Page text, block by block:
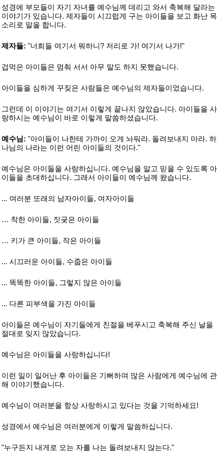
성경에 부모들이 자기 자녀를 예수님께 데리고 와서 축복해 달라는
이야기가 있습니다. 제자들이 시끄럽게 구는 아이들을 보고 화난 목
소리로 말을 합니다.
제자들: "너희들 여기서 뭐하니? 저리로 가! 여기서 나가!"
겁먹은 아이들은 멈춰 서서 아무 말도 하지 못했습니다.
아이들을 심하게 꾸짖은 사람들은 예수님의 제자들이었습니다.
그런데 이 이야기는 여기서 이렇게 끝나지 않았습니다. 아이들을 사
랑하시는 예수님이 바로 이렇게 말씀하셨습니다.
예수님: "아이들이 나한테 가까이 오게 놔둬라. 돌려보내지 마라. 하
나님의 나라는 이런 어린 아이들의 것이다."
예수님은 아이들을 사랑하십니다. 예수님을 알고 믿을 수 있도록 아
이들을 초대하십니다. 그래서 아이들이 예수님께 왔습니다.
... 여러분 또래의 남자아이들, 여자아이들
… 착한 아이들, 짓궂은 아이들
… 키가 큰 아이들, 작은 아이들
... 시끄러운 아이들, 수줍은 아이들
... 똑똑한 아이들, 그렇지 않은 아이들
... 다른 피부색을 가진 아이들
아이들은 예수님이 자기들에게 친절을 베푸시고 축복해 주신 날을
절대로 잊지 않았습니다.
예수님은 아이들을 사랑하십니다!
이런 일이 일어난 후 아이들은 기뻐하며 많은 사람에게 예수님에 관
해 이야기했습니다.
예수님이 여러분을 항상 사랑하시고 있다는 것을 기억하세요!
성경에서 예수님은 여러분에게 이렇게 말씀하십니다.
"누구든지 내게로 오는 자를 나는 돌려보내지 않는다."